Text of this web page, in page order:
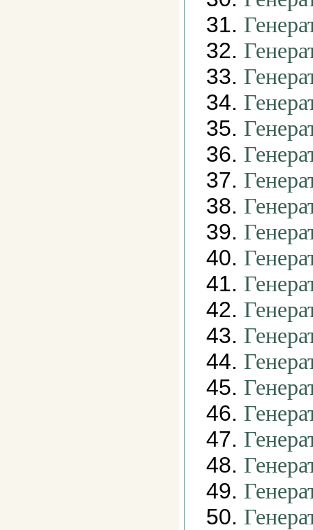
31.
32.
33.
34.
35.
36.
37.
38.
39.
40.
41.
42.
43.
44.
45.
46.
47.
48.
49.
50.